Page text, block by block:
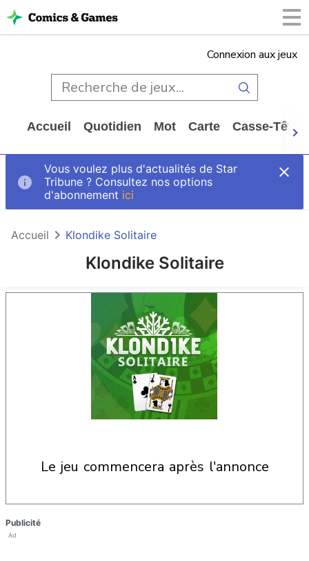
Connexion aux jeux
Accueil Quotidien Mot Carte Casse-Tête
Vous voulez plus d'actualités de Star
Tribune ? Consultez nos options
d'abonnement ici
Klondike Solitaire
Accueil Klondike Solitaire
le jeu commencera après l'annonce
Publicité
Ad